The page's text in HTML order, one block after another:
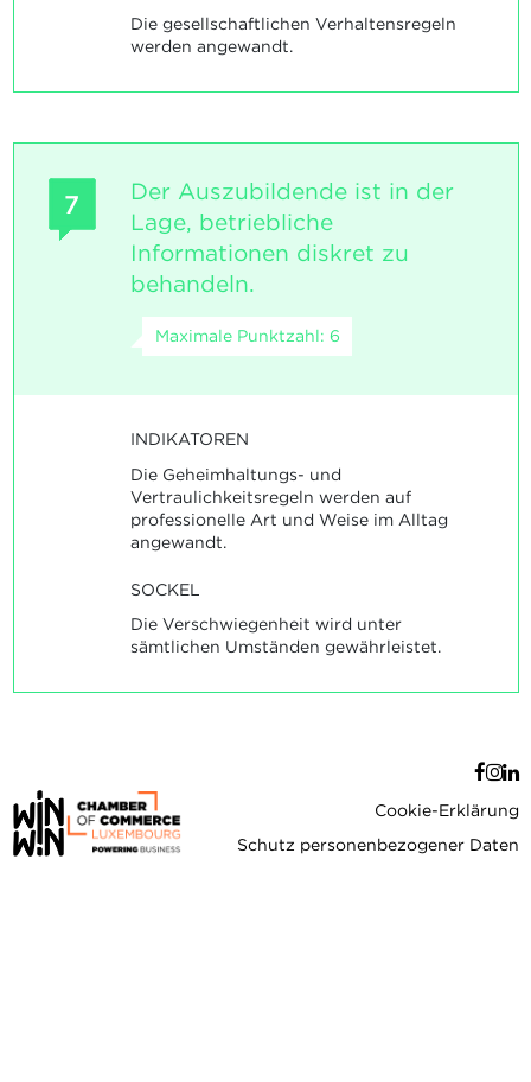
Die gesellschaftlichen Verhaltensregeln
werden angewandt.
7
Der Auszubildende ist in der
Lage, betriebliche
Informationen diskret zu
behandeln.
Maximale Punktzahl: 6
INDIKATOREN
Die Geheimhaltungs- und
Vertraulichkeitsregeln werden auf
professionelle Art und Weise im Alltag
angewandt.
SOCKEL
Die Verschwiegenheit wird unter
sämtlichen Umständen gewährleistet.
Cookie-Erklärung
Schutz personenbezogener Daten